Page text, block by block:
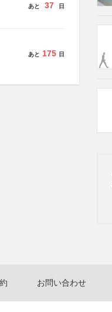
あと 37 日
あと 175 日
お問い合わせ